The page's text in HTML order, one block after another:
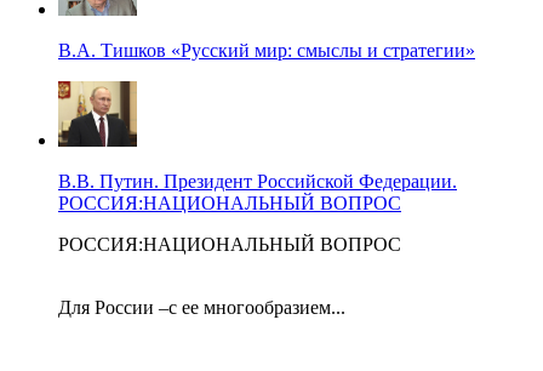
В.А. Тишков «Русский мир: смыслы и стратегии»
В.В. Путин. Президент Российской Федерации.
РОССИЯ:НАЦИОНАЛЬНЫЙ ВОПРОС
РОССИЯ:НАЦИОНАЛЬНЫЙ ВОПРОС
Для России –с ее многообразием...